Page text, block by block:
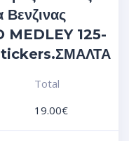
MEDLEY 125-
Total
19.00€